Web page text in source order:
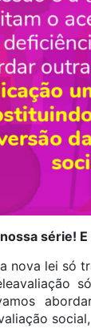
série!
nova lei só